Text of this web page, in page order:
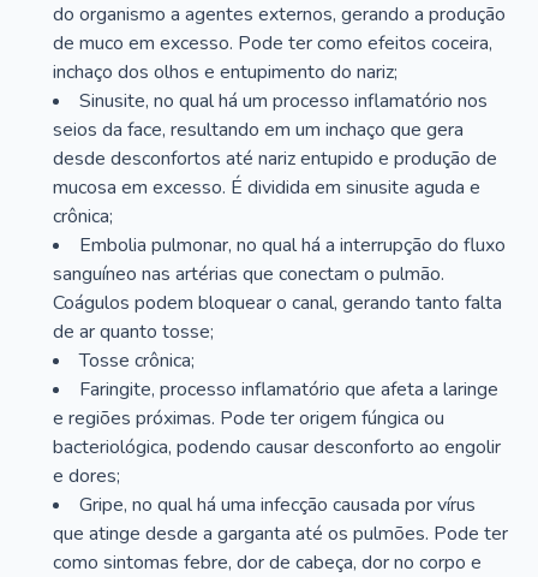
do organismo a agentes externos, gerando a produção
de muco em excesso. Pode ter como efeitos coceira,
inchaço dos olhos e entupimento do nariz;
Sinusite, no qual há um processo inflamatório nos
seios da face, resultando em um inchaço que gera
desde desconfortos até nariz entupido e produção de
mucosa em excesso. É dividida em sinusite aguda e
crônica;
Embolia pulmonar, no qual há a interrupção do fluxo
sanguíneo nas artérias que conectam o pulmão.
Coágulos podem bloquear o canal, gerando tanto falta
de ar quanto tosse;
Tosse crônica;
Faringite, processo inflamatório que afeta a laringe
e regiões próximas. Pode ter origem fúngica ou
bacteriológica, podendo causar desconforto ao engolir
e dores;
Gripe, no qual há uma infecção causada por vírus
que atinge desde a garganta até os pulmões. Pode ter
como sintomas febre, dor de cabeça, dor no corpo e